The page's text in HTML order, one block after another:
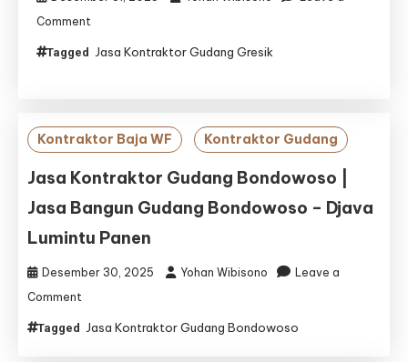
Comment
Kontraktor
Jasa
Bangun
Gudang
–
Lumintu
Panen
Tagged Jasa Kontraktor Gudang Gresik
Kontraktor Baja WF Kontraktor Gudang
Jasa Kontraktor Gudang Bondowoso |
Jasa Bangun Gudang Bondowoso – Djava
Lumintu Panen
Desember 30, 2025 Yohan Wibisono
Leave a
Comment
Kontraktor
Tagged Jasa Kontraktor Gudang Bondowoso